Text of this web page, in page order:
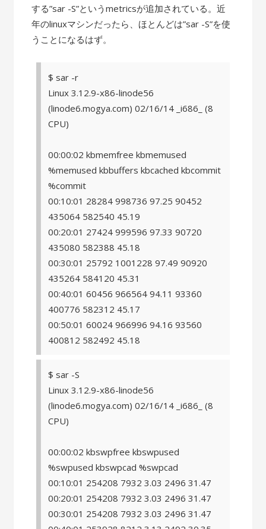
する”sar -S”というmetricsが追加されている。近
年のlinuxマシンだったら、ほとんどは”sar -S”を使
うことになるはず。
$ sar -r
Linux 3.12.9-x86-linode56
(linode6.mogya.com) 02/16/14 _i686_ (8
CPU)
00:00:02 kbmemfree kbmemused
%memused kbbuffers kbcached kbcommit
%commit
00:10:01 28284 998736 97.25 90452
435064 582540 45.19
00:20:01 27424 999596 97.33 90720
435080 582388 45.18
00:30:01 25792 1001228 97.49 90920
435264 584120 45.31
00:40:01 60456 966564 94.11 93360
400776 582312 45.17
00:50:01 60024 966996 94.16 93560
400812 582492 45.18
$ sar -S
Linux 3.12.9-x86-linode56
(linode6.mogya.com) 02/16/14 _i686_ (8
CPU)
00:00:02 kbswpfree kbswpused
%swpused kbswpcad %swpcad
00:10:01 254208 7932 3.03 2496 31.47
00:20:01 254208 7932 3.03 2496 31.47
00:30:01 254208 7932 3.03 2496 31.47